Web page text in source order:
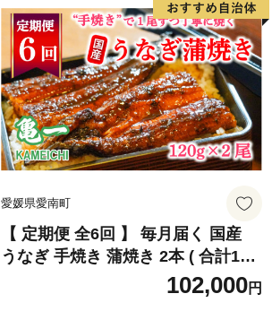
愛媛県愛南町
【 定期便 全6回 】 毎月届く 国産
うなぎ 手焼き 蒲焼き 2本 ( 合計12
尾 / 1本 約120g ) 鰻 蒲焼 秘伝の タ
レ 山椒 付き セット うな重 ひつま
102,000円